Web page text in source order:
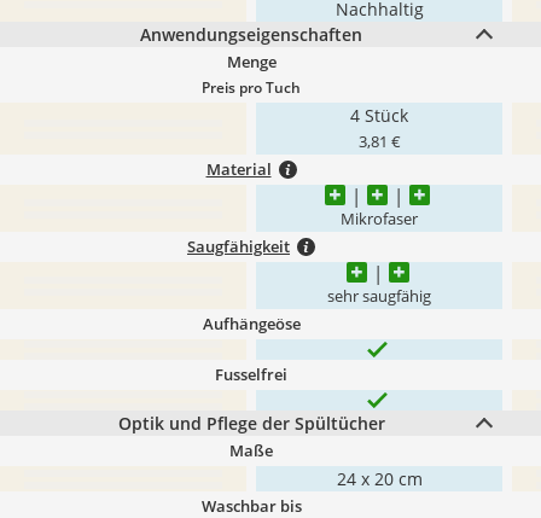
Nachhaltig
Anwendungseigenschaften
Menge
Preis pro Tuch
4 Stück
3,81 €
Material
Mikrofaser
Saugfähigkeit
sehr saugfähig
Aufhängeöse
Fusselfrei
Optik und Pflege der Spültücher
Maße
24 x 20 cm
Waschbar bis